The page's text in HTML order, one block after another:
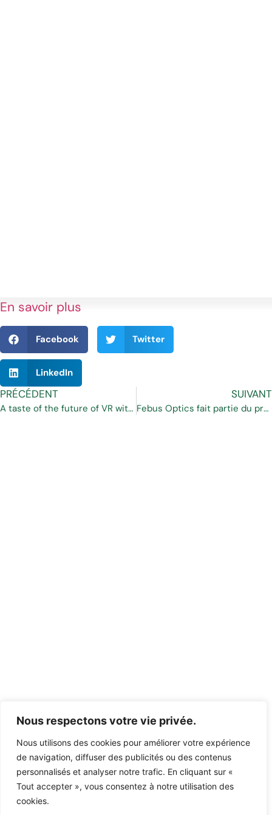
Nous respectons votre vie privée.
Nous utilisons des cookies pour améliorer votre expérience
de navigation, diffuser des publicités ou des contenus
personnalisés et analyser notre trafic. En cliquant sur «
Tout accepter », vous consentez à notre utilisation des
cookies.
En savoir plus
Facebook Twitter
LinkedIn
PRÉCÉDENT
A taste of the future of VR with 3dRudder
SUIVANT
Febus Optics fait partie du projet européen AFLOWT